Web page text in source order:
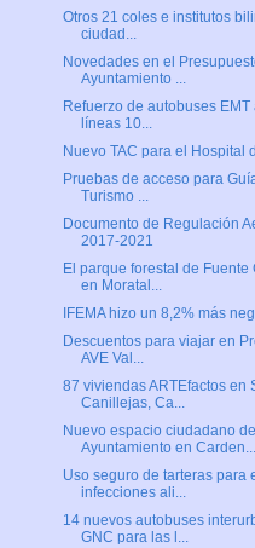
Otros 21 coles e institutos
ciudad...
Novedades en el
Ayuntamiento ...
Refuerzo de autobuses EMT
líneas 10...
Nuevo TAC para el Hospital
Pruebas de acceso para
Turismo ...
Documento de Regulación
2017-2021
El parque forestal de Fuente
en Moratal...
IFEMA hizo un 8,2% más
Descuentos para viajar en
AVE Val...
87 viviendas ARTEfactos en
Canillejas, Ca...
Nuevo espacio ciudadano del
Ayuntamiento en Carden...
Uso seguro de tarteras para
infecciones ali...
14 nuevos autobuses
GNC para las l...